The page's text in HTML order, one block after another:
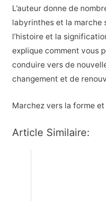
L’auteur donne de
labyrinthes et la marche
l’histoire et la
explique comment vous
conduire vers de
changement et de
Marchez vers la forme
Article Similaire: